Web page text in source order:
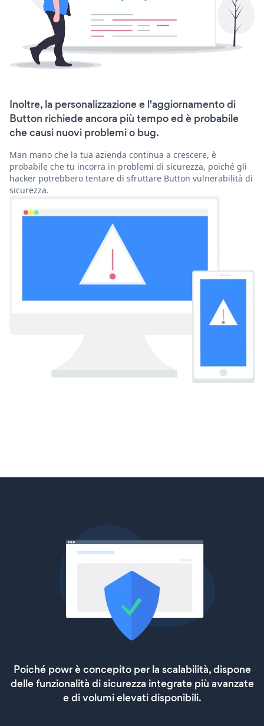
Inoltre, la personalizzazione e l'aggiornamento di
Button richiede ancora più tempo ed è probabile
che causi nuovi problemi o bug.
Man mano che la tua azienda continua a crescere, è
probabile che tu incorra in problemi di sicurezza, poiché gli
hacker potrebbero tentare di sfruttare Button vulnerabilità di
sicurezza.
Poiché powr è concepito per la scalabilità, dispone
delle funzionalità di sicurezza integrate più avanzate
e di volumi elevati disponibili.